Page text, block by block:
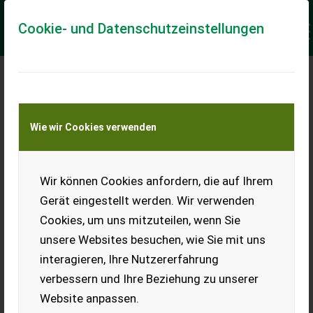
Cookie- und Datenschutzeinstellungen
Wie wir Cookies verwenden
Wir können Cookies anfordern, die auf Ihrem
Gerät eingestellt werden. Wir verwenden
Cookies, um uns mitzuteilen, wenn Sie
unsere Websites besuchen, wie Sie mit uns
interagieren, Ihre Nutzererfahrung
verbessern und Ihre Beziehung zu unserer
Website anpassen.
Meine Transportkostenanfrage
Transport von Land- und Baumaschinen –
KEINE Tiertransporte
Ladeort
Ort